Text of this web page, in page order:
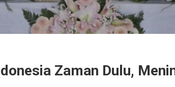
Zaman Dulu,